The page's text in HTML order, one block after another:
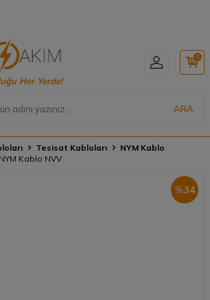
Her Yerde!
ARA
0
Tesisat Kabloları
NYM Kablo
Kablo NVV
%34